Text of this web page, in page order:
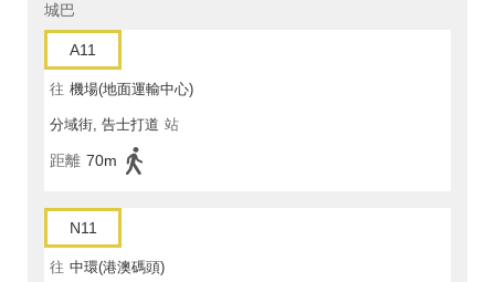
城巴
A11
往 機場(地面運輸中心)
分域街, 告士打道 站
距離 70m
N11
往 中環(港澳碼頭)